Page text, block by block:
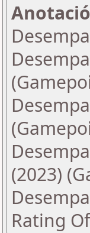
(2023)
Rating